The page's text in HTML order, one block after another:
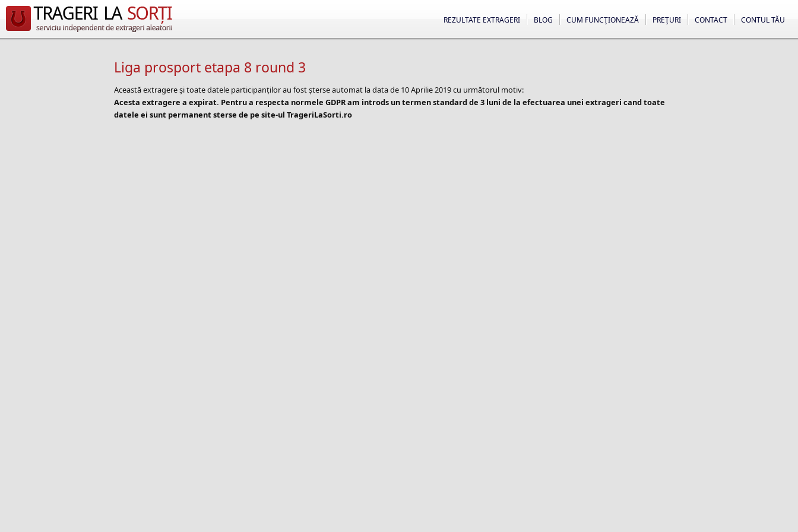
CONTUL TĂU
CONTACT
PREŢURI
CUM FUNCŢIONEAZĂ
BLOG
REZULTATE EXTRAGERI
Liga prosport etapa 8 round 3
Această extragere și toate datele participanților au fost șterse automat la data de 10 Aprilie 2019 cu următorul motiv:
Acesta extragere a expirat. Pentru a respecta normele GDPR am introds un termen standard de 3 luni de la efectuarea unei extrageri cand toate
datele ei sunt permanent sterse de pe site-ul TrageriLaSorti.ro